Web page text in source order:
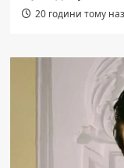
20 години тому